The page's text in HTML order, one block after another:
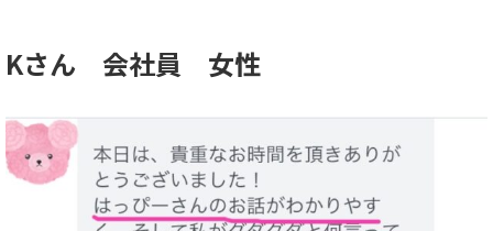
Kさん 会社員 女性